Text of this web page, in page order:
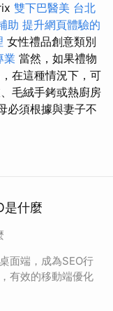
雙下巴醫美 台北
助 提升網頁體驗的
女性禮品創意類別
業 當然，如果禮物
在這種情況下，可
毛絨手銬或熱廚房
必須根據與妻子不
是什麼
面端，成為SEO行
有效的移動端優化